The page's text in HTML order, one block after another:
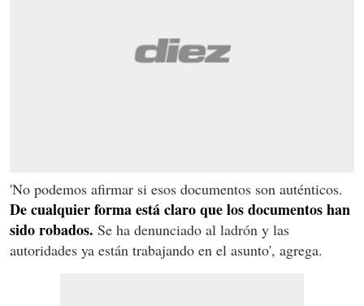
'No podemos afirmar si esos documentos son auténticos.
De cualquier forma está claro que los documentos han
sido robados. Se ha denunciado al ladrón y las
autoridades ya están trabajando en el asunto', agrega.